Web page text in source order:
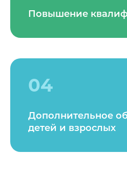
Повышение
04
Дополнительное
детей и взрослых